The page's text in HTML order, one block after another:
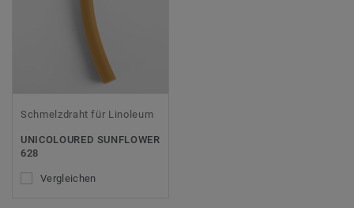
Schmelzdraht für Linoleum
UNICOLOURED SUNFLOWER
628
Vergleichen